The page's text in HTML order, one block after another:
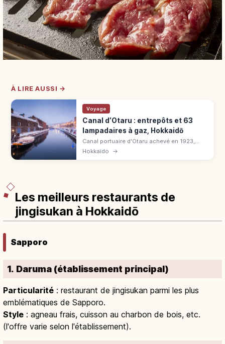
À LIRE AUSSI →
Voyage
Canal d’Otaru : entrepôts et 63
lampadaires à gaz, Hokkaidō
Canal portuaire d'Otaru achevé en 1923,
long de 1 140 m. Entrepôts en pierre, 63
Hokkaido →
Les meilleurs restaurants de
jingisukan à Hokkaidō
Sapporo
1. Daruma (établissement principal)
Particularité : restaurant de jingisukan parmi les plus
emblématiques de Sapporo.
Style : agneau frais, cuisson au charbon de bois, etc.
(l'offre varie selon l'établissement).